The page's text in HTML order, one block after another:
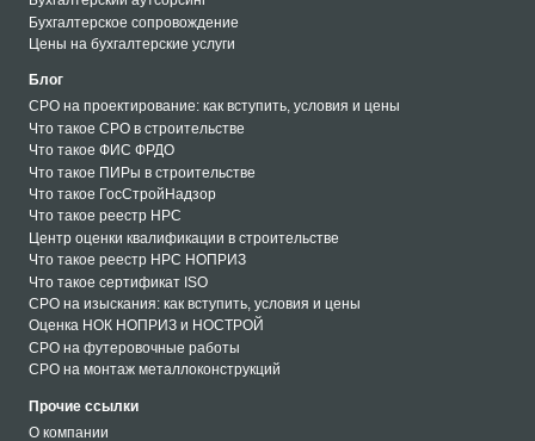
Бухгалтерское сопровождение
Цены на бухгалтерские услуги
Блог
СРО на проектирование: как вступить, условия и цены
Что такое СРО в строительстве
Что такое ФИС ФРДО
Что такое ПИРы в строительстве
Что такое ГосСтройНадзор
Что такое реестр НРС
Центр оценки квалификации в строительстве
Что такое реестр НРС НОПРИЗ
Что такое сертификат ISO
СРО на изыскания: как вступить, условия и цены
Оценка НОК НОПРИЗ и НОСТРОЙ
СРО на футеровочные работы
СРО на монтаж металлоконструкций
СРО на монтаж металлоконструкций
СРО на футеровочные работы
Прочие ссылки
О компании